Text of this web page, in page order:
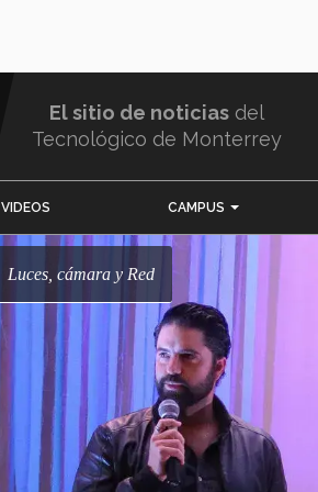
El sitio de noticias del
Tecnológico de Monterrey
VIDEOS CAMPUS
Luces, cámara y Red